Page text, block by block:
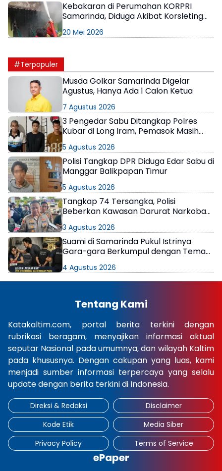
Kebakaran di Perumahan KORPRI
Samarinda, Diduga Akibat Korsleting
20 Mei 2026
#Terpopuler
Musda Golkar Samarinda Digelar
Agustus, Hanya Ada 1 Calon Ketua
7 Agustus 2026
3 Pengedar Sabu Ditangkap Polres
Kubar di Long Iram, Pemasok Masih
5 Agustus 2026
Polisi Tangkap DPR Diduga Edar Sabu di
Manggar Balikpapan Timur
5 Agustus 2026
Tangkap 74 Tersangka, Polisi
Beberkan Kawasan Darurat Narkoba
3 Agustus 2026
Suami di Samarinda Pukul Istrinya
Gara-gara Berkumpul dengan Teman
4 Agustus 2026
Tentang Kami
Katakaltim.com, portal berita terkini dengan
rubrikasi beragam, menyajikan informasi aktual
seputar Nasional pada umumnya, dan wilayah Kaltim
pada khususnya. Dengan cakupan yang luas, kami
menjadi sumber informasi terpercaya yang selalu
update dengan berita terkini di Indonesia.
Direksi & Redaksi
Disclaimer
Kode Etik
Media Siber
Privacy Policy
Terms of Service
ePaper